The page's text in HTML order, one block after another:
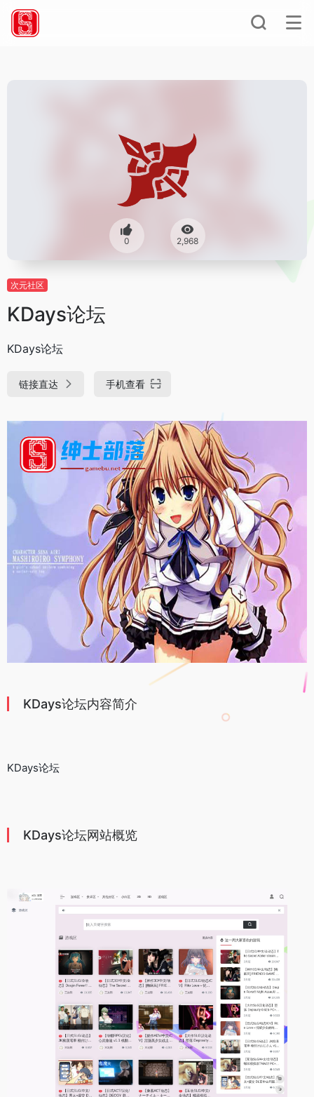
0 2,968
次元社区
KDays论坛
KDays论坛
链接直达 手机查看
KDays论坛内容简介
KDays论坛
KDays论坛网站概览